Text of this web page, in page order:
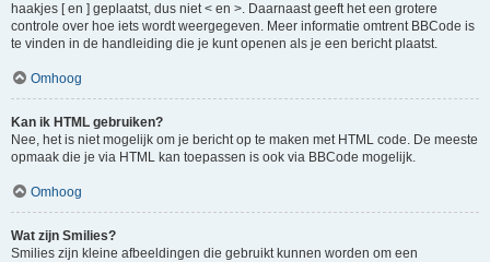
haakjes [ en ] geplaatst, dus niet < en >. Daarnaast geeft het een grotere
controle over hoe iets wordt weergegeven. Meer informatie omtrent BBCode is
te vinden in de handleiding die je kunt openen als je een bericht plaatst.
Omhoog
Kan ik HTML gebruiken?
Nee, het is niet mogelijk om je bericht op te maken met HTML code. De meeste
opmaak die je via HTML kan toepassen is ook via BBCode mogelijk.
Omhoog
Wat zijn Smilies?
Smilies zijn kleine afbeeldingen die gebruikt kunnen worden om een